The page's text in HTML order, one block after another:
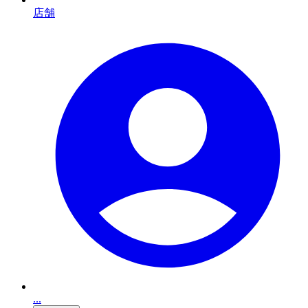
店舗
...